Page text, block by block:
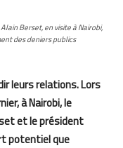
Berset, en visite à Nairobi,
des deniers publics
leurs relations. Lors
à Nairobi, le
et le président
potentiel que